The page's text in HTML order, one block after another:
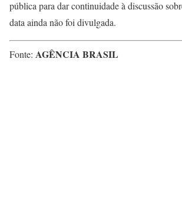
pública para dar continuidade à discussão
data ainda não foi divulgada.
Fonte: AGÊNCIA BRASIL